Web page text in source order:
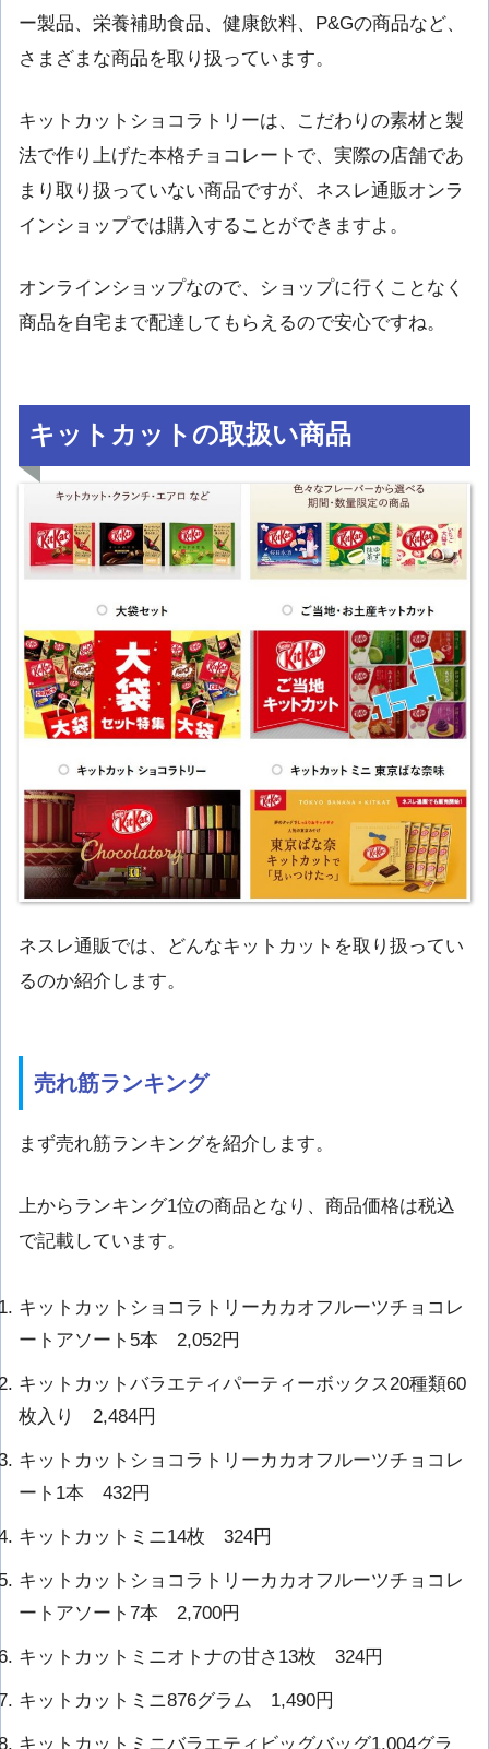
ー製品、栄養補助食品、健康飲料、P&Gの商品など、
さまざまな商品を取り扱っています。
キットカットショコラトリーは、こだわりの素材と製
法で作り上げた本格チョコレートで、実際の店舗であ
まり取り扱っていない商品ですが、ネスレ通販オンラ
インショップでは購入することができますよ。
オンラインショップなので、ショップに行くことなく
商品を自宅まで配達してもらえるので安心ですね。
キットカットの取扱い商品
ネスレ通販では、どんなキットカットを取り扱ってい
るのか紹介します。
売れ筋ランキング
まず売れ筋ランキングを紹介します。
上からランキング1位の商品となり、商品価格は税込
で記載しています。
キットカットショコラトリーカカオフルーツチョコレ
ートアソート5本 2,052円
キットカットバラエティパーティーボックス20種類60
枚入り 2,484円
キットカットショコラトリーカカオフルーツチョコレ
ート1本 432円
キットカットミニ14枚 324円
キットカットショコラトリーカカオフルーツチョコレ
ートアソート7本 2,700円
キットカットミニオトナの甘さ13枚 324円
キットカットミニ876グラム 1,490円
キットカットミニバラエティビッグバッグ1,004グラ